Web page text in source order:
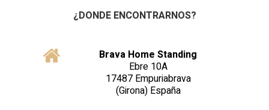
¿DONDE ENCONTRARNOS?
Brava Home Standing
Ebre 10A
17487 Empuriabrava
(Girona) España